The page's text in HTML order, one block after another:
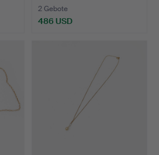
2 Gebote
486 USD